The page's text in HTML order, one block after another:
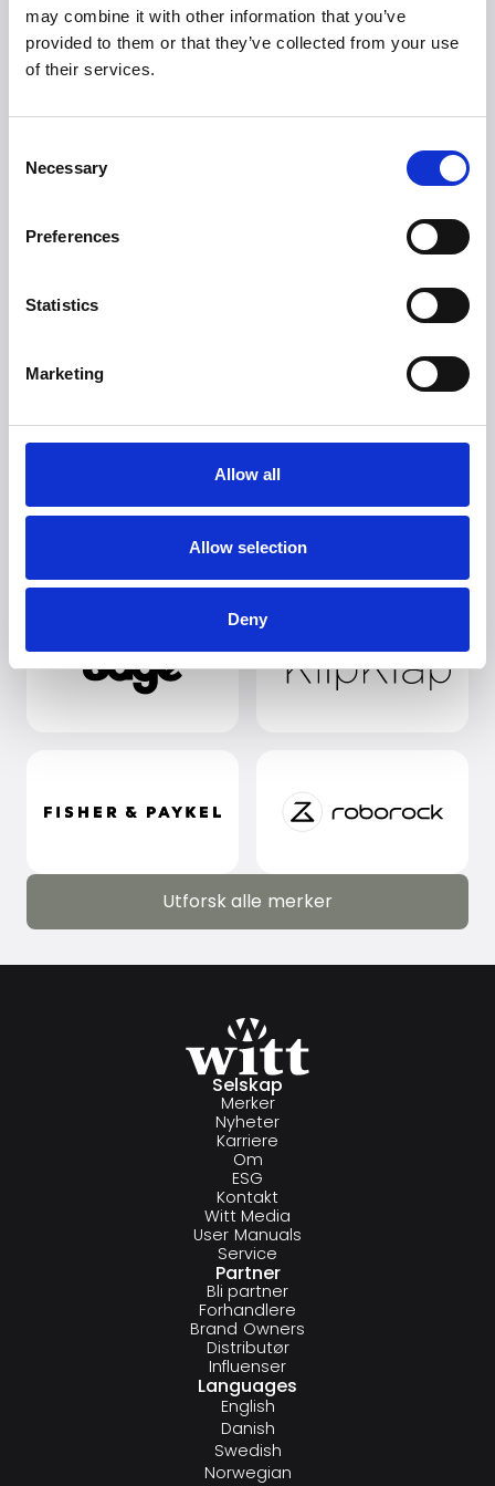
may combine it with other information that you’ve
provided to them or that they’ve collected from your use
of their services.
Selection
Necessary
Preferences
Statistics
Marketing
Allow all
Allow selection
Deny
Leter du etter flere
merker?
Utforsk alle merker
Utforsk alle merker
Selskap
Merker
Nyheter
Karriere
Om
ESG
Kontakt
Witt Media
User Manuals
Service
Partner
Bli partner
Forhandlere
Brand Owners
Distributør
Influenser
Languages
English
Danish
Swedish
Norwegian